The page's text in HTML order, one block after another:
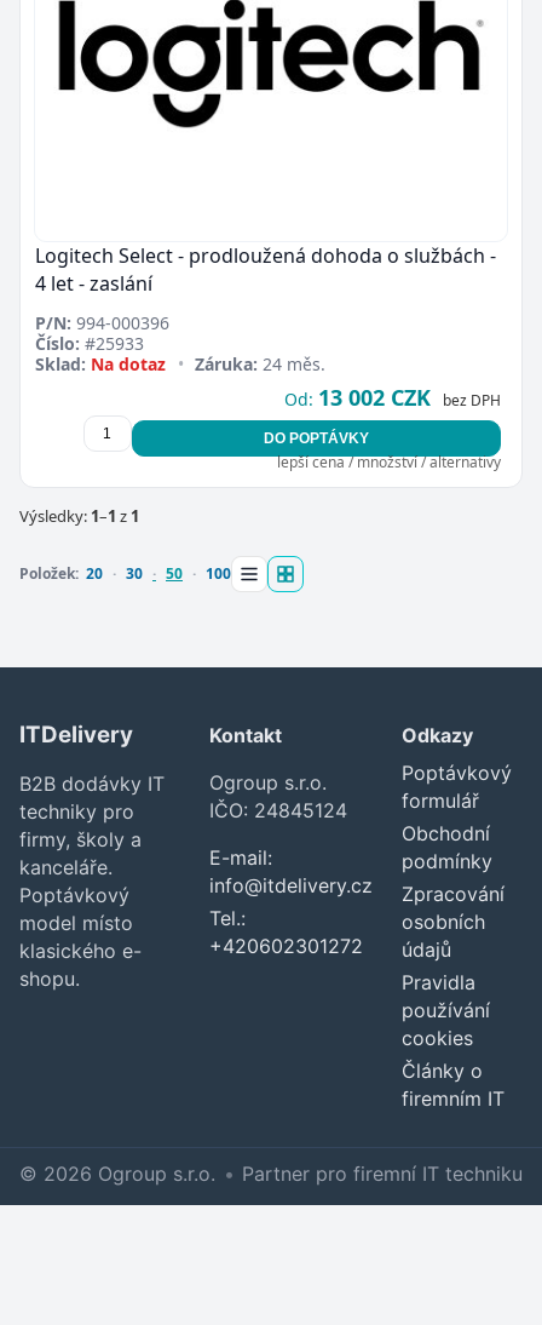
Logitech Select - prodloužená dohoda o službách -
4 let - zaslání
P/N: 994-000396
Číslo: #25933
Sklad: Na dotaz • Záruka: 24 měs.
Od: 13 002 CZK bez DPH
DO POPTÁVKY
lepší cena / množství / alternativy
Výsledky: 1–1 z 1
Položek: 20 30 50 100
ITDelivery
B2B dodávky IT
techniky pro
firmy, školy a
kanceláře.
Poptávkový
model místo
klasického e-
shopu.
Kontakt
Ogroup s.r.o.
IČO: 24845124
E-mail:
info@itdelivery.cz
Tel.:
+420602301272
Odkazy
Poptávkový
formulář
Obchodní
podmínky
Zpracování
osobních
údajů
Pravidla
používání
cookies
Články o
firemním IT
© 2026 Ogroup s.r.o. • Partner pro firemní IT techniku